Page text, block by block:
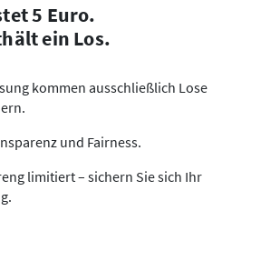
5 Euro.
ein Los.
kommen ausschließlich Lose
und Fairness.
limitiert – sichern Sie sich Ihr